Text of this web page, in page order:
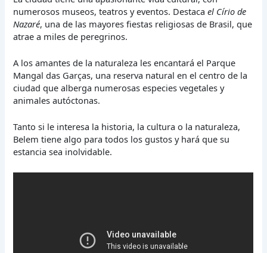
numerosos museos, teatros y eventos. Destacael Círio de
Nazaré, una de las mayores fiestas religiosas de Brasil, que
atrae a miles de peregrinos.
A los amantes de la naturaleza les encantará el Parque
Mangal das Garças, una reserva natural en el centro de la
ciudad que alberga numerosas especies vegetales y
animales autóctonas.
Tanto si le interesa la historia, la cultura o la naturaleza,
Belem tiene algo para todos los gustos y hará que su
estancia sea inolvidable.